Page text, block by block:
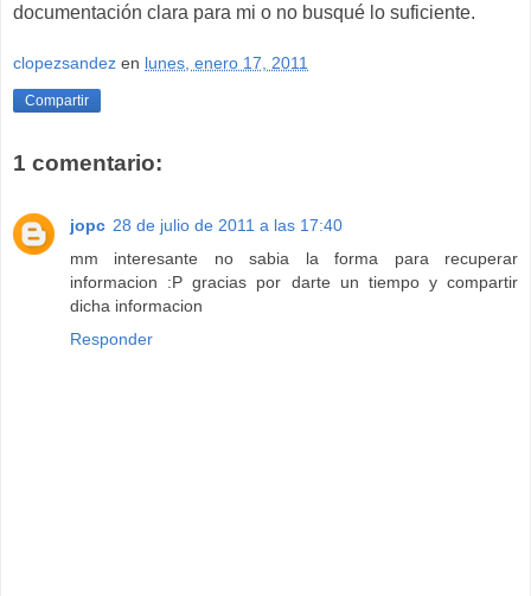
documentación clara para mi o no busqué lo suficiente.
clopezsandez en lunes, enero 17, 2011
Compartir
1 comentario:
jopc 28 de julio de 2011 a las 17:40
mm interesante no sabia la forma para recuperar
informacion :P gracias por darte un tiempo y compartir
dicha informacion
Responder